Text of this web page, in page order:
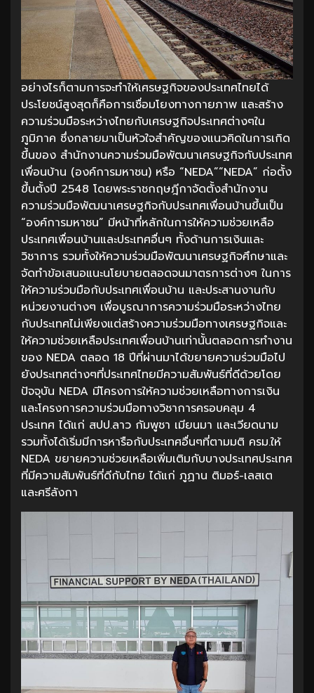
อย่างไรก็ตามการจะทำให้เศรษฐกิจของประเทศไทยได้
ประโยชน์สูงสุดก็คือการเชื่อมโยงทางกายภาพ และสร้าง
ความร่วมมือระหว่างไทยกับเศรษฐกิจประเทศต่างๆใน
ภูมิภาค ซึ่งกลายมาเป็นหัวใจสำคัญของแนวคิดในการเกิด
ขึ้นของ สำนักงานความร่วมมือพัฒนาเศรษฐกิจกับประเทศ
เพื่อนบ้าน (องค์การมหาชน) หรือ “NEDA”“NEDA” ก่อตั้ง
ขึ้นตั้งปี 2548 โดยพระราชกฤษฎีกาจัดตั้งสำนักงาน
ความร่วมมือพัฒนาเศรษฐกิจกับประเทศเพื่อนบ้านขึ้นเป็น
“องค์การมหาชน” มีหน้าที่หลักในการให้ความช่วยเหลือ
ประเทศเพื่อนบ้านและประเทศอื่นๆ ทั้งด้านการเงินและ
วิชาการ รวมทั้งให้ความร่วมมือพัฒนาเศรษฐกิจศึกษาและ
จัดทำข้อเสนอแนะนโยบายตลอดจนมาตรการต่างๆ ในการ
ให้ความร่วมมือกับประเทศเพื่อนบ้าน และประสานงานกับ
หน่วยงานต่างๆ เพื่อบูรณาการความร่วมมือระหว่างไทย
กับประเทศไม่เพียงแต่สร้างความร่วมมือทางเศรษฐกิจและ
ให้ความช่วยเหลือประเทศเพื่อนบ้านเท่านั้นตลอดการทำงาน
ของ NEDA ตลอด 18 ปีที่ผ่านมาได้ขยายความร่วมมือไป
ยังประเทศต่างๆที่ประเทศไทยมีความสัมพันธ์ที่ดีด้วยโดย
ปัจจุบัน NEDA มีโครงการให้ความช่วยเหลือทางการเงิน
และโครงการความร่วมมือทางวิชาการครอบคลุม 4
ประเทศ ได้แก่ สปป.ลาว กัมพูชา เมียนมา และเวียดนาม
รวมทั้งได้เริ่มมีการหารือกับประเทศอื่นๆที่ตามมติ ครม.ให้
NEDA ขยายความช่วยเหลือเพิ่มเติมกับบางประเทศประเทศ
ที่มีความสัมพันธ์ที่ดีกับไทย ได้แก่ ภูฏาน ติมอร์-เลสเต
และศรีลังกา